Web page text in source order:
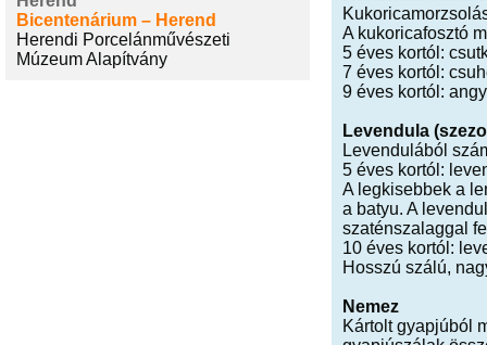
Bicentenárium – Herend
Herendi Porcelánművészeti
Múzeum Alapítvány
A kukoricafosztó
5 éves kortól:
7 éves kortól:
9 éves kortól:
Levendula
Levendulából
5 éves kortól:
A legkisebbek a
a batyu. A
szaténszalaggal
10 éves kortól:
Hosszú szálú,
Nemez
Kártolt gyapjúból